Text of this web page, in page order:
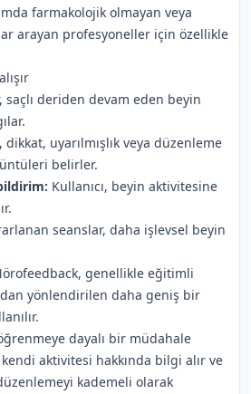
farmakolojik olmayan veya
arayan profesyoneller için özellikle
saçlı deriden devam eden beyin
dikkat, uyarılmışlık veya düzenleme
belirler.
Kullanıcı, beyin aktivitesine
seanslar, daha işlevsel beyin
genellikle eğitimli
yönlendirilen daha geniş bir
dayalı bir müdahale
aktivitesi hakkında bilgi alır ve
kademeli olarak